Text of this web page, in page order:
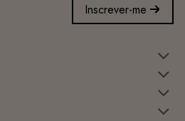
Inscrever-me